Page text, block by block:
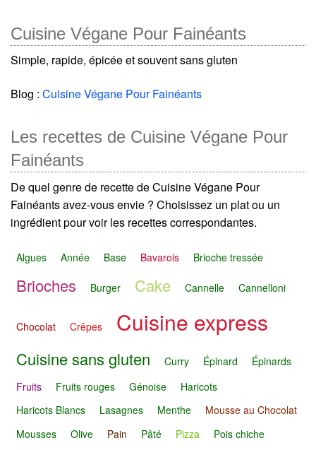
Cuisine Végane Pour Fainéants
Simple, rapide, épicée et souvent sans gluten
Blog : Cuisine Végane Pour Fainéants
Les recettes de Cuisine Végane Pour
Fainéants
De quel genre de recette de Cuisine Végane Pour
Fainéants avez-vous envie ? Choisissez un plat ou un
ingrédient pour voir les recettes correspondantes.
Algues Année Base Bavarois Brioche tressée
Brioches Burger Cake Cannelle Cannelloni
Chocolat Crêpes Cuisine express
Cuisine sans gluten Curry Épinard
Épinards
Fruits
Fruits rouges Génoise
Haricots
Haricots Blancs
Lasagnes Menthe
Mousse au Chocolat
Mousses
Olive Pain Pâté Pizza
Pois chiche